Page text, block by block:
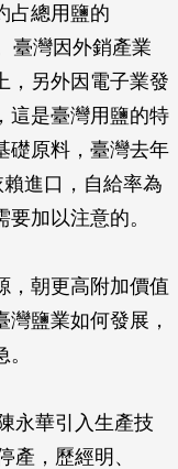
占總用鹽的
臺灣因外銷產業
，另外因電子業發
這是臺灣用鹽的特
礎原料，臺灣去年
進口，自給率為
加以注意的。
，朝更高附加價值
鹽業如何發展，
永華引入生產技
產，歷經明、